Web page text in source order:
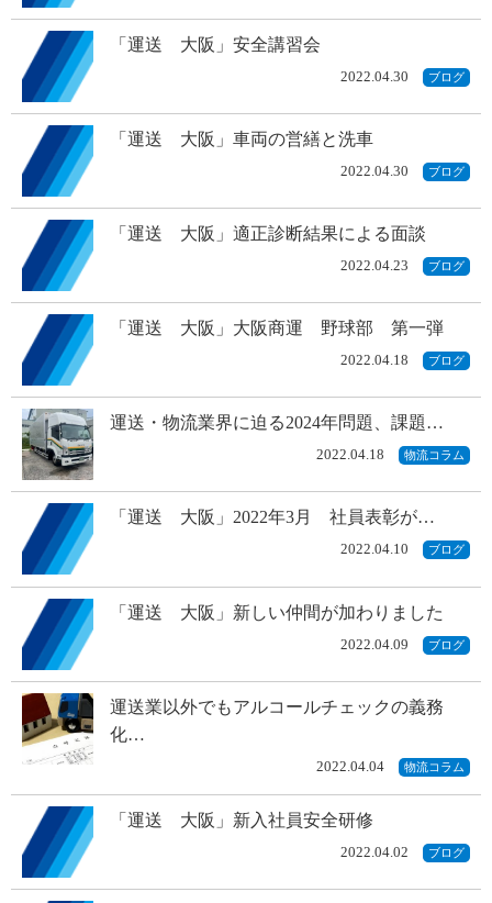
「運送 大阪」安全講習会
2022.04.30 ブログ
「運送 大阪」車両の営繕と洗車
2022.04.30 ブログ
「運送 大阪」適正診断結果による面談
2022.04.23 ブログ
「運送 大阪」大阪商運 野球部 第一弾
2022.04.18 ブログ
運送・物流業界に迫る2024年問題、課題…
2022.04.18 物流コラム
「運送 大阪」2022年3月 社員表彰が…
2022.04.10 ブログ
「運送 大阪」新しい仲間が加わりました
2022.04.09 ブログ
運送業以外でもアルコールチェックの義務
化…
2022.04.04 物流コラム
「運送 大阪」新入社員安全研修
2022.04.02 ブログ